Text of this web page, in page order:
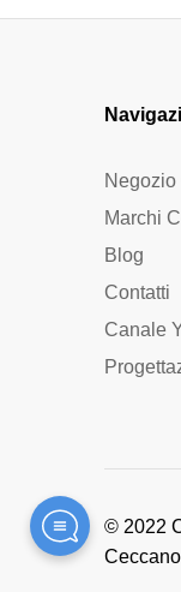
Marchi
Blog
Contatti
Canale
© 2022